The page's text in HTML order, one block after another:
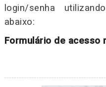
login/senha
abaixo:
Formulário de acesso